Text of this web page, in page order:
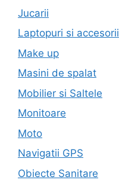
Jucarii
Laptopuri si accesorii
Make up
Masini de spalat
Mobilier si Saltele
Monitoare
Moto
Navigatii GPS
Obiecte Sanitare